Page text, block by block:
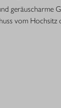
geräuscharme
vom Hochsitz